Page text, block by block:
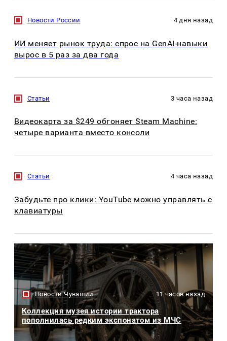
Новости России 4 дня назад
ИИ меняет рынок труда: спрос на GenAI-навыки
вырос в 5 раз за два года
Статьи 3 часа назад
Видеокарта за $249 обгоняет Steam Machine:
четыре варианта вместо консоли
Статьи 4 часа назад
Забудьте про клики: YouTube можно управлять с
клавиатуры
Новости Чувашии 11 часов назад
Коллекция музея истории трактора
пополнилась редким экспонатом из МЧС